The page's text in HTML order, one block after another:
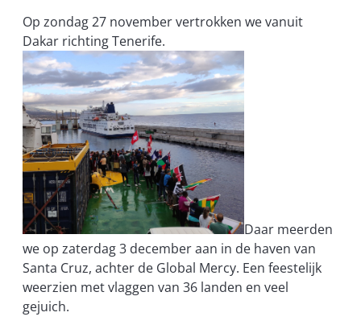
Op zondag 27 november vertrokken we vanuit
Dakar richting Tenerife.
Daar meerden
we op zaterdag 3 december aan in de haven van
Santa Cruz, achter de Global Mercy. Een feestelijk
weerzien met vlaggen van 36 landen en veel
gejuich.